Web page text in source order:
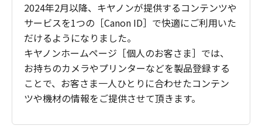
2024年2月以降、キヤノンが提供するコンテンツや
サービスを1つの［Canon ID］で快適にご利用いた
だけるようになりました。
キヤノンホームページ［個人のお客さま］では、
お持ちのカメラやプリンターなどを製品登録する
ことで、お客さま一人ひとりに合わせたコンテン
ツや機材の情報をご提供させて頂きます。